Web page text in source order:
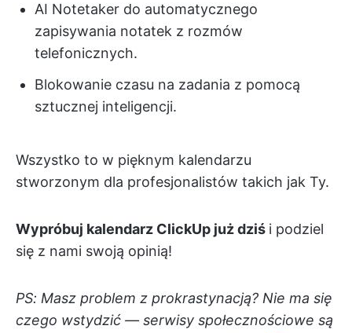
AI Notetaker do automatycznego
zapisywania notatek z rozmów
telefonicznych.
Blokowanie czasu na zadania z pomocą
sztucznej inteligencji.
Wszystko to w pięknym kalendarzu
stworzonym dla profesjonalistów takich jak Ty.
Wypróbuj kalendarz ClickUp już dziś i podziel
się z nami swoją opinią!
PS: Masz problem z prokrastynacją? Nie ma się
czego wstydzić — serwisy społecznościowe są